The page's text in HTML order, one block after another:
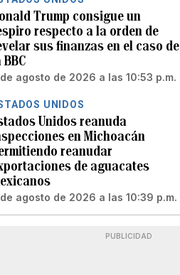
Trump consigue un
respecto a la orden de
sus finanzas en el caso de
BBC
agosto de 2026 a las 10:53 p.m.
UNIDOS
Unidos reanuda
en Michoacán
reanudar
de aguacates
agosto de 2026 a las 10:39 p.m.
PUBLICIDAD